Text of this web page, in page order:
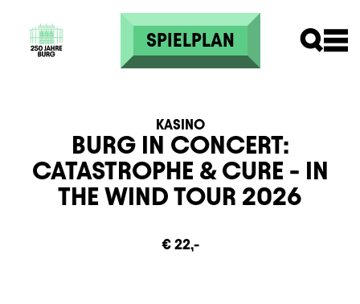
Direkt zum Inhalt
SPIELPLAN
BURG IN CONCERT:
CATASTROPHE & CURE - IN
THE WIND TOUR 2026
KASINO
Information
€ 22,-